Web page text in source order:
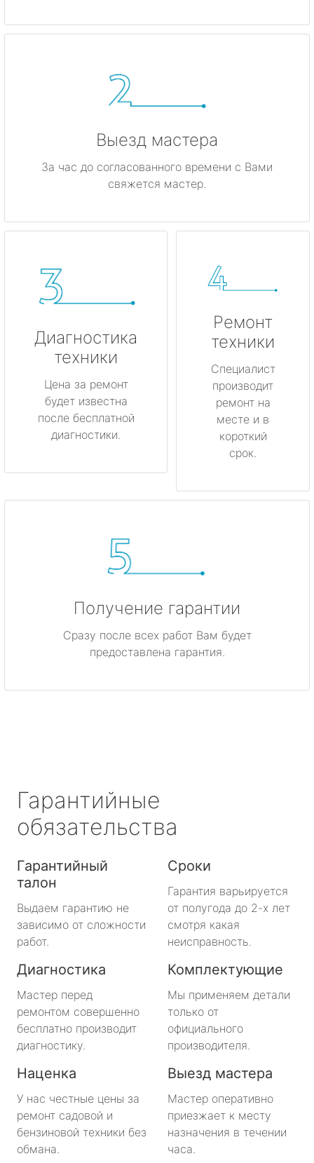
Выезд мастера
За час до согласованного времени с Вами
свяжется мастер.
Диагностика
техники
Цена за ремонт
будет известна
после бесплатной
диагностики.
Ремонт
техники
Специалист
производит
ремонт на
месте и в
короткий
срок.
Получение гарантии
Сразу после всех работ Вам будет
предоставлена гарантия.
Гарантийные
обязательства
Гарантийный
талон
Выдаем гарантию не
зависимо от сложности
работ.
Сроки
Гарантия варьируется
от полугода до 2-х лет
смотря какая
неисправность.
Диагностика
Мастер перед
ремонтом совершенно
бесплатно производит
диагностику.
Комплектующие
Мы применяем детали
только от
официального
производителя.
Наценка
У нас честные цены за
ремонт садовой и
бензиновой техники без
обмана.
Выезд мастера
Мастер оперативно
приезжает к месту
назначения в течении
часа.